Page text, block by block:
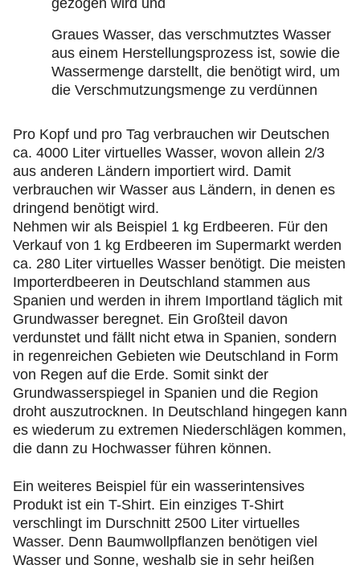
gezogen wird und
Graues Wasser, das verschmutztes Wasser
aus einem Herstellungsprozess ist, sowie die
Wassermenge darstellt, die benötigt wird, um
die Verschmutzungsmenge zu verdünnen
Pro Kopf und pro Tag verbrauchen wir Deutschen
ca. 4000 Liter virtuelles Wasser, wovon allein 2/3
aus anderen Ländern importiert wird. Damit
verbrauchen wir Wasser aus Ländern, in denen es
dringend benötigt wird.
Nehmen wir als Beispiel 1 kg Erdbeeren. Für den
Verkauf von 1 kg Erdbeeren im Supermarkt werden
ca. 280 Liter virtuelles Wasser benötigt. Die meisten
Importerdbeeren in Deutschland stammen aus
Spanien und werden in ihrem Importland täglich mit
Grundwasser beregnet. Ein Großteil davon
verdunstet und fällt nicht etwa in Spanien, sondern
in regenreichen Gebieten wie Deutschland in Form
von Regen auf die Erde. Somit sinkt der
Grundwasserspiegel in Spanien und die Region
droht auszutrocknen. In Deutschland hingegen kann
es wiederum zu extremen Niederschlägen kommen,
die dann zu Hochwasser führen können.
Ein weiteres Beispiel für ein wasserintensives
Produkt ist ein T-Shirt. Ein einziges T-Shirt
verschlingt im Durschnitt 2500 Liter virtuelles
Wasser. Denn Baumwollpflanzen benötigen viel
Wasser und Sonne, weshalb sie in sehr heißen